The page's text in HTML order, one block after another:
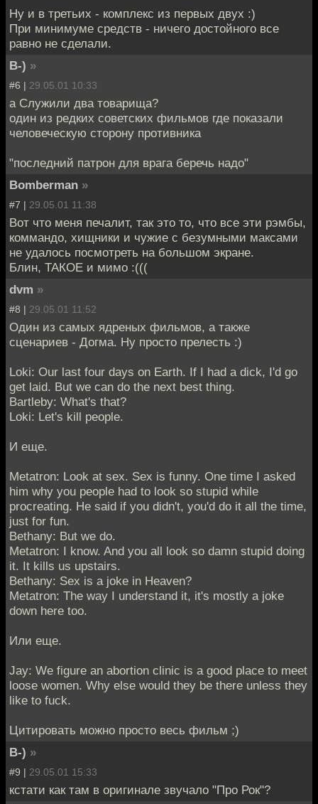
Ну и в третьих - комплекс из первых двух :)
При минимуме средств - ничего достойного все
равно не сделали.
B-) »
#6 | 29.05.01 10:33
а Служили два товарища?
один из редких советских фильмов где показали
человеческую сторону противника
"последний патрон для врага беречь надо"
Bomberman »
#7 | 29.05.01 11:38
Вот что меня печалит, так это то, что все эти рэмбы,
коммандо, хищники и чужие с безумными максами
не удалось посмотреть на большом экране.
Блин, ТАКОЕ и мимо :(((
dvm »
#8 | 29.05.01 11:52
Один из самых ядреных фильмов, а также
сценариев - Догма. Ну просто прелесть :)
Loki: Our last four days on Earth. If I had a dick, I'd go
get laid. But we can do the next best thing.
Bartleby: What's that?
Loki: Let's kill people.
И еще.
Metatron: Look at sex. Sex is funny. One time I asked
him why you people had to look so stupid while
procreating. He said if you didn't, you'd do it all the time,
just for fun.
Bethany: But we do.
Metatron: I know. And you all look so damn stupid doing
it. It kills us upstairs.
Bethany: Sex is a joke in Heaven?
Metatron: The way I understand it, it's mostly a joke
down here too.
Или еще.
Jay: We figure an abortion clinic is a good place to meet
loose women. Why else would they be there unless they
like to fuck.
Цитировать можно просто весь фильм ;)
B-) »
#9 | 29.05.01 15:33
кстати как там в оригинале звучало "Про Рок"?